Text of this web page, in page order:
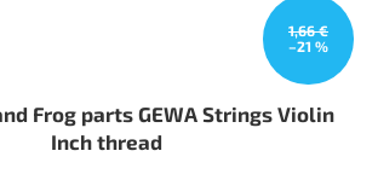
1,66 €
–21 %
Frog parts GEWA Strings Violin
Inch thread